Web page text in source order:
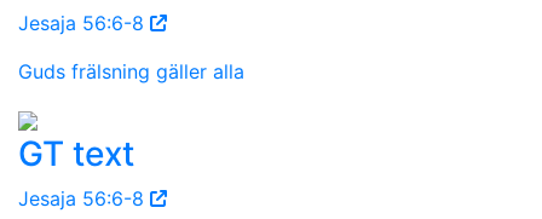
Jesaja 56:6-8
Guds frälsning gäller alla
GT text
Jesaja 56:6-8